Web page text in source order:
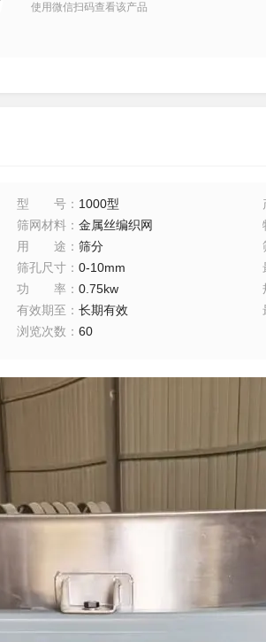
使用微信扫码查看该产品
型号： 1000型
筛网材料： 金属丝编织网
用途 ： 筛分
筛孔尺寸： 0-10mm
功率 ： 0.75kw
有效期至 ： 长期有效
浏览次数 ： 60